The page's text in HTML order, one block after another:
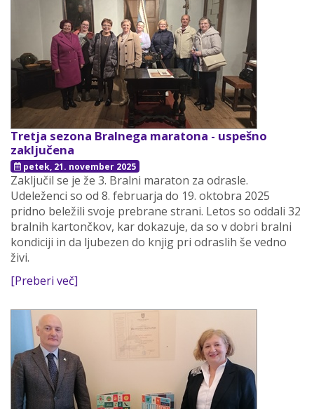
Tretja sezona Bralnega maratona - uspešno
zaključena
petek, 21. november 2025
Zaključil se je že 3. Bralni maraton za odrasle.
Udeleženci so od 8. februarja do 19. oktobra 2025
pridno beležili svoje prebrane strani. Letos so oddali 32
bralnih kartončkov, kar dokazuje, da so v dobri bralni
kondiciji in da ljubezen do knjig pri odraslih še vedno
živi.
[Preberi več]